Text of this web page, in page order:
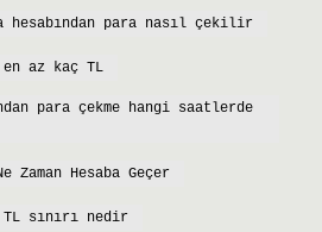
hesabından para nasıl çekilir
az kaç TL
para çekme hangi saatlerde
Hesaba Geçer
sınırı nedir